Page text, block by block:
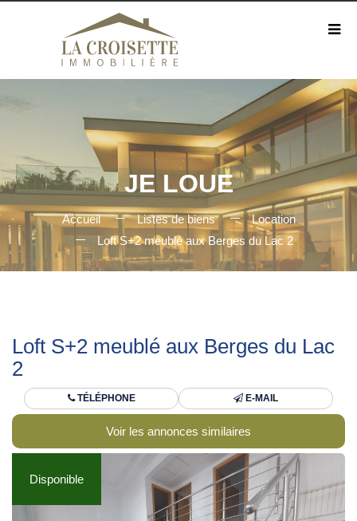
JE LOUE
Accueil Listes de biens
Location
Loft S+2 meublé aux Berges du Lac 2
Loft S+2 meublé aux Berges du Lac
2
TÉLÉPHONE E-MAIL
Voir les annonces similaires
Disponible